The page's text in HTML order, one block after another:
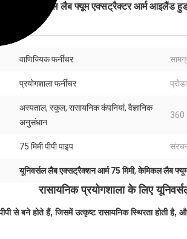
आर्म केमिकल लैब फ्यूम एक्सट्रैक्टर आर्म आइलैंड
वाणिज्यिक फर्नीचर
प्रयोगशाला फर्नीचर
अस्पताल, स्कूल, रासायनिक कंपनियां, वैज्ञानिक
अनुसंधान
360
75 मिमी पीपी पाइप
यूनिवर्सल लैब एक्सट्रैक्शन आर्म 75 मिमी,केमिकल लैब फ्यूम
रासायनिक प्रयोगशाला के लिए
से बने होते हैं, जिसमें उत्कृष्ट रासायनिक स्थिरता होती